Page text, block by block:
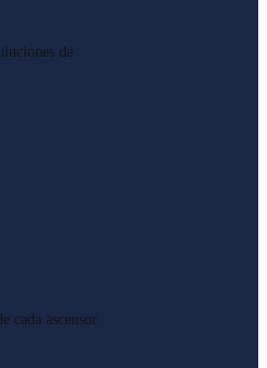
de
ascensor.